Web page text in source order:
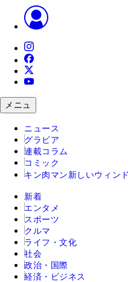
メニュ
ニュース
グラビア
連載コラム
コミック
キン肉マン 新しいウィン
新着
エンタメ
スポーツ
クルマ
ライフ・文化
社会
政治・国際
経済・ビジネス